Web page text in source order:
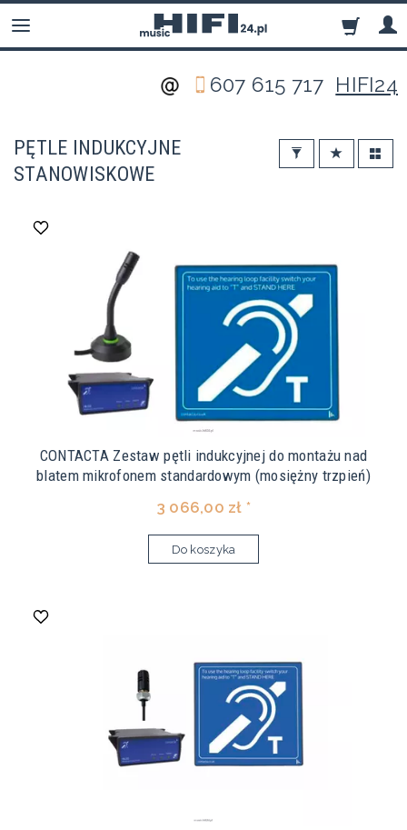
607 615 717 HIFI24
PĘTLE INDUKCYJNE
STANOWISKOWE
CONTACTA Zestaw pętli indukcyjnej do montażu nad
blatem mikrofonem standardowym (mosiężny trzpień)
3 066,00 zł *
Do koszyka